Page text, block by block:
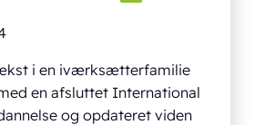
i en iværksætterfamilie
en afsluttet International
og opdateret viden